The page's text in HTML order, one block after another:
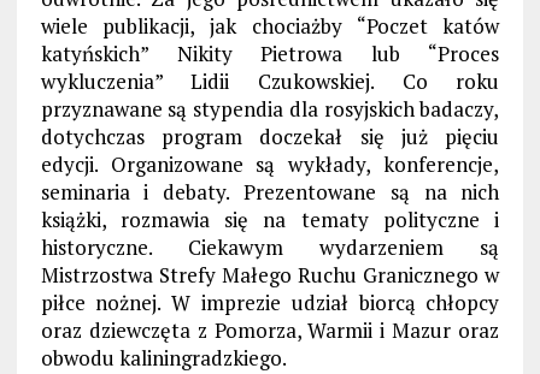
wiele publikacji, jak chociażby “Poczet katów
katyńskich” Nikity Pietrowa lub “Proces
wykluczenia” Lidii Czukowskiej. Co roku
przyznawane są stypendia dla rosyjskich badaczy,
dotychczas program doczekał się już pięciu
edycji. Organizowane są wykłady, konferencje,
seminaria i debaty. Prezentowane są na nich
książki, rozmawia się na tematy polityczne i
historyczne. Ciekawym wydarzeniem są
Mistrzostwa Strefy Małego Ruchu Granicznego w
piłce nożnej. W imprezie udział biorcą chłopcy
oraz dziewczęta z Pomorza, Warmii i Mazur oraz
obwodu kaliningradzkiego.